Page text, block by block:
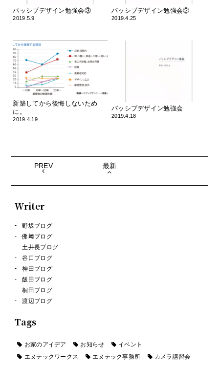
パッシブデザイン勉強会③
2019.5.9
パッシブデザイン勉強会②
2019.4.25
新築してから後悔しないため
に。
2019.4.19
パッシブデザイン勉強会
2019.4.18
最新
PREV
Writer
野坂ブログ
佛﨑ブログ
土井長ブログ
谷口ブログ
神田ブログ
飯田ブログ
桐田ブログ
渡辺ブログ
Tags
お家のアイデア お知らせ
イベント
エヌテックワークス
エヌテック事務所
カメラ講習会